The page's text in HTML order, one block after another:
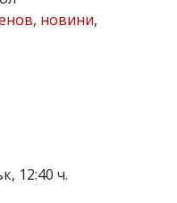
, новини,
12:40 ч.